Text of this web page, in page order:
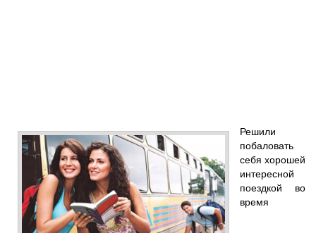
Решили
побаловать
себя хорошей
интересной
поездкой во
время